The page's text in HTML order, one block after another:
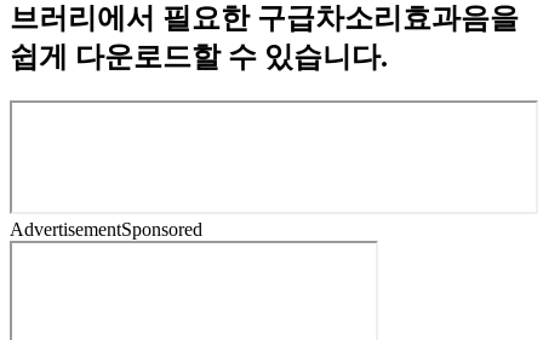
브러리에서 필요한 구급차소리효과음을
쉽게 다운로드할 수 있습니다.
AdvertisementSponsored